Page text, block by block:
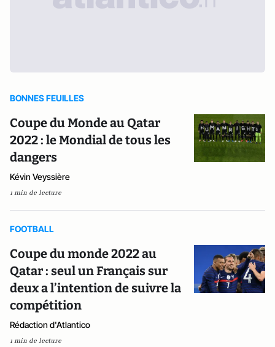
BONNES FEUILLES
Coupe du Monde au Qatar
2022 : le Mondial de tous les
dangers
Kévin Veyssière
1 min de lecture
FOOTBALL
Coupe du monde 2022 au
Qatar : seul un Français sur
deux a l’intention de suivre la
compétition
Rédaction d'Atlantico
1 min de lecture